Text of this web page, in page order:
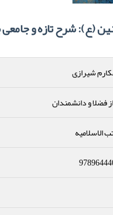
(ع): شرح تازه و جامعی
شیرازی
فضلا و دانشمندان
الاسلامیه